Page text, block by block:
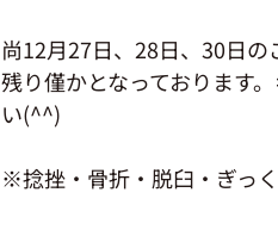
尚12月27日、28日、30日
残り僅かとなっております
い(^^)
※捻挫・骨折・脱臼・ぎっ